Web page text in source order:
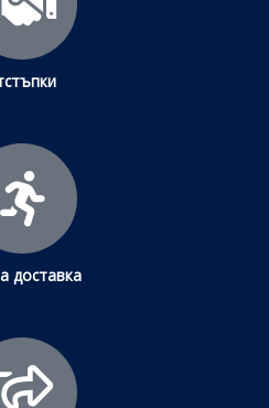
доставка